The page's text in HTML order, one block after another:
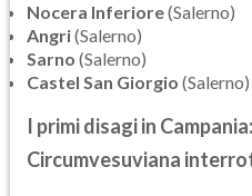
Nocera Inferiore(Salerno)
Angri(Salerno)
Sarno (Salerno)
Castel San Giorgio (Salerno)
I primi disagi in
Circumvesuviana